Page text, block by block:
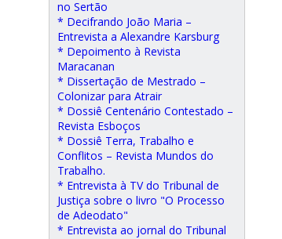
no Sertão
* Decifrando João Maria –
Entrevista a Alexandre Karsburg
* Depoimento à Revista
Maracanan
* Dissertação de Mestrado –
Colonizar para Atrair
* Dossiê Centenário Contestado –
Revista Esboços
* Dossiê Terra, Trabalho e
Conflitos – Revista Mundos do
Trabalho.
* Entrevista à TV do Tribunal de
Justiça sobre o livro "O Processo
de Adeodato"
* Entrevista ao jornal do Tribunal